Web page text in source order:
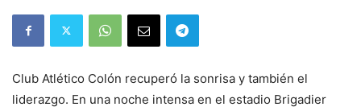
Club Atlético Colón recuperó la sonrisa y también el
liderazgo. En una noche intensa en el estadio Brigadier